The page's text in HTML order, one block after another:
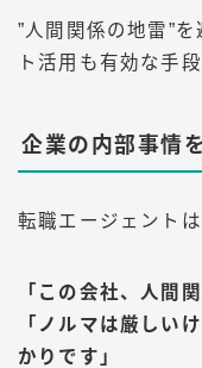
”人間関係の地雷”
ト活用も有効な手段
企業の内部事情
転職エージェントは
「この会社、人間
「ノルマは厳しい
かりです」